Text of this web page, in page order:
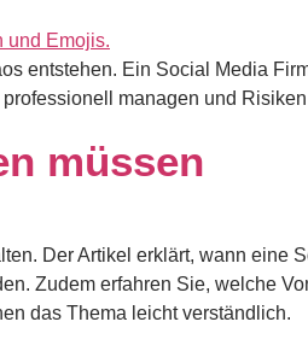
entstehen. Ein Social Media
managen und
müssen
Der Artikel erklärt, wann eine
Zudem erfahren Sie, welche
das Thema leicht verständlich.